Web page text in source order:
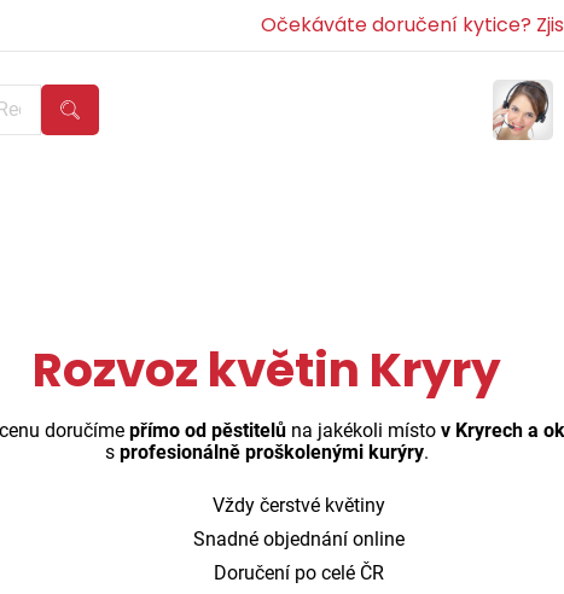
Očekáváte doručení kytice?
Rozvoz květin Kryry
doručíme přímo od pěstitelůna jakékoli místo v Kryrech a
s profesionálně proškolenými kurýry.
Vždy čerstvé květiny
Snadné objednání online
Doručení po celé ČR